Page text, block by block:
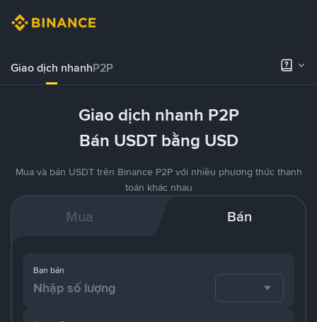
Giao dịch nhanhP2P
Giao dịch nhanh P2P
Bán USDT bằng USD
Mua và bán USDT trên Binance P2P với nhiều phương thức thanh
toán khác nhau
Mua Bán
Bạn bán